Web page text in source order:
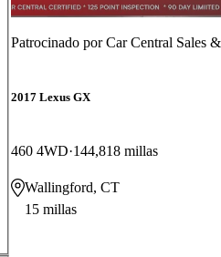
Patrocinado porCar Central Sales
2017 Lexus GX
460 4WD 144,818 millas
Wallingford, CT
15 millas